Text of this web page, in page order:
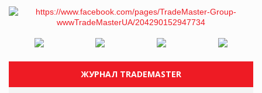
ЖУРНАЛ TRADEMASTER